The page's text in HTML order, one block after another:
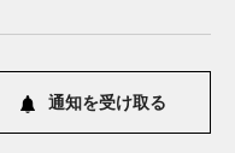
通知を受け取る